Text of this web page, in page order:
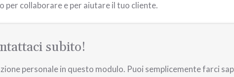
per collaborare e per aiutare il tuo cliente.
subito!
personale in questo modulo. Puoi semplicemente farci